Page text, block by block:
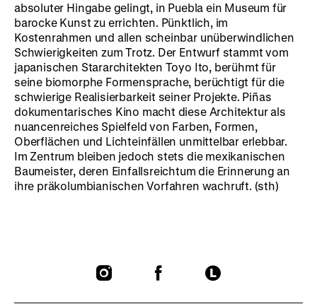
absoluter Hingabe gelingt, in Puebla ein Museum für
barocke Kunst zu errichten. Pünktlich, im
Kostenrahmen und allen scheinbar unüberwindlichen
Schwierigkeiten zum Trotz. Der Entwurf stammt vom
japanischen Stararchitekten Toyo Ito, berühmt für
seine biomorphe Formensprache, berüchtigt für die
schwierige Realisierbarkeit seiner Projekte. Piñas
dokumentarisches Kino macht diese Architektur als
nuancenreiches Spielfeld von Farben, Formen,
Oberflächen und Lichteinfällen unmittelbar erlebbar.
Im Zentrum bleiben jedoch stets die mexikanischen
Baumeister, deren Einfallsreichtum die Erinnerung an
ihre präkolumbianischen Vorfahren wachruft. (sth)
To
To
To